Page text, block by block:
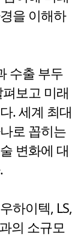
을 이해하
수출 부두
보고 미래
. 세계 최대
로 꼽히는
변화에 대
하이텍, LS,
의 소규모